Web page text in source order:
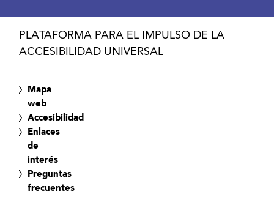
PLATAFORMA PARA EL IMPULSO DE LA
ACCESIBILIDAD UNIVERSAL
Mapa
web
Accesibilidad
Enlaces
de
interés
Preguntas
frecuentes